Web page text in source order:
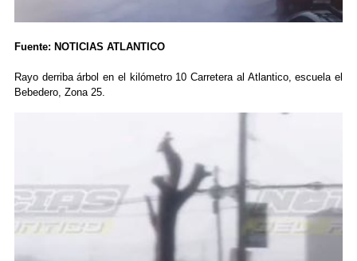
Fuente: NOTICIAS ATLANTICO
Rayo derriba árbol en el kilómetro 10 Carretera al Atlantico, escuela el
Bebedero, Zona 25.